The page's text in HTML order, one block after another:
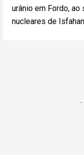
urânio em Fordo,
nucleares de